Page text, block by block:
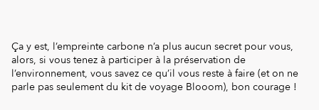
Ça y est, l’empreinte carbone n’a plus aucun secret pour vous,
alors, si vous tenez à participer à la préservation de
l’environnement, vous savez ce qu’il vous reste à faire (et on ne
parle pas seulement du kit de voyage Blooom), bon courage !